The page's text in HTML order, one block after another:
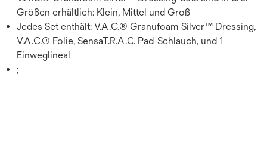
Größen erhältlich: Klein, Mittel und Groß
Jedes Set enthält: V.A.C.® Granufoam Silver™ Dressing,
V.A.C.® Folie, SensaT.R.A.C. Pad-Schlauch, und 1
Einweglineal
;